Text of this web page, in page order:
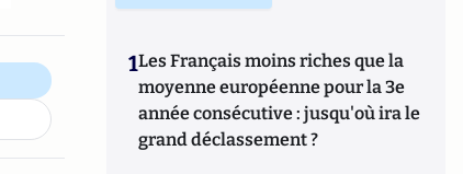
1Les Français moins riches que la
moyenne européenne pour la 3e
année consécutive : jusqu'où ira le
grand déclassement ?